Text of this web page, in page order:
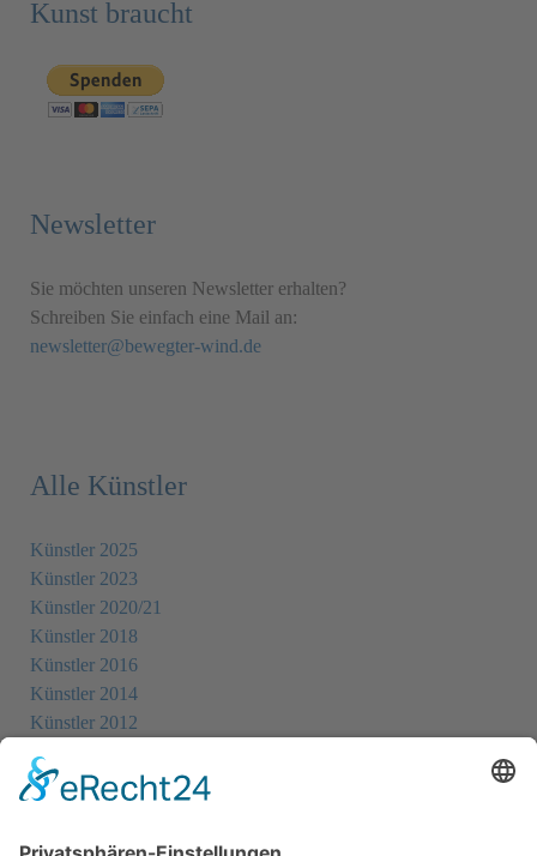
Kunst braucht
Newsletter
Sie möchten unseren Newsletter erhalten?
Schreiben Sie einfach eine Mail an:
newsletter@bewegter-wind.de
Alle Künstler
Künstler 2025
Künstler 2023
Künstler 2020/21
Künstler 2018
Künstler 2016
Künstler 2014
Künstler 2012
Künstler 2008